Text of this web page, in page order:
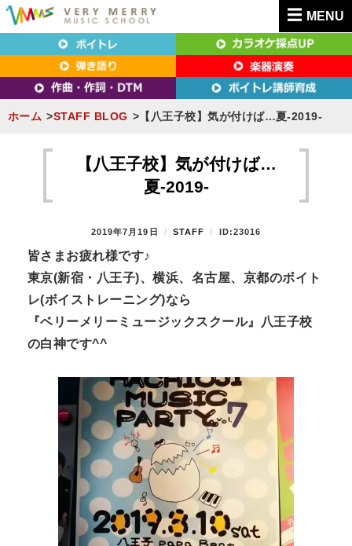
MENU
東京（新宿・八王子）・横浜・名古屋・京都で
「本気」になれるボイトレ教室｜VERY MERRY
MUSIC SCHOOL（ベリーメリー）
東京（新宿・八王子）・横浜・名古屋・京都で「本気」になれるボイトレ教室｜
VERY MERRY MUSIC SCHOOL（ベリーメリー）
ホーム STAFF BLOG 【八王子校】気が付けば…夏-2019-
【八王子校】気が付けば…
夏-2019-
P
S
T
O
2019年7月19日
B
STAFF ID:23016
皆さまお疲れ様です♪
東京(新宿・八王子)、横浜、名古屋、京都のボイト
レ(ボイストレーニング)なら
『ベリーメリーミュージックスクール』八王子校
の白神です^^